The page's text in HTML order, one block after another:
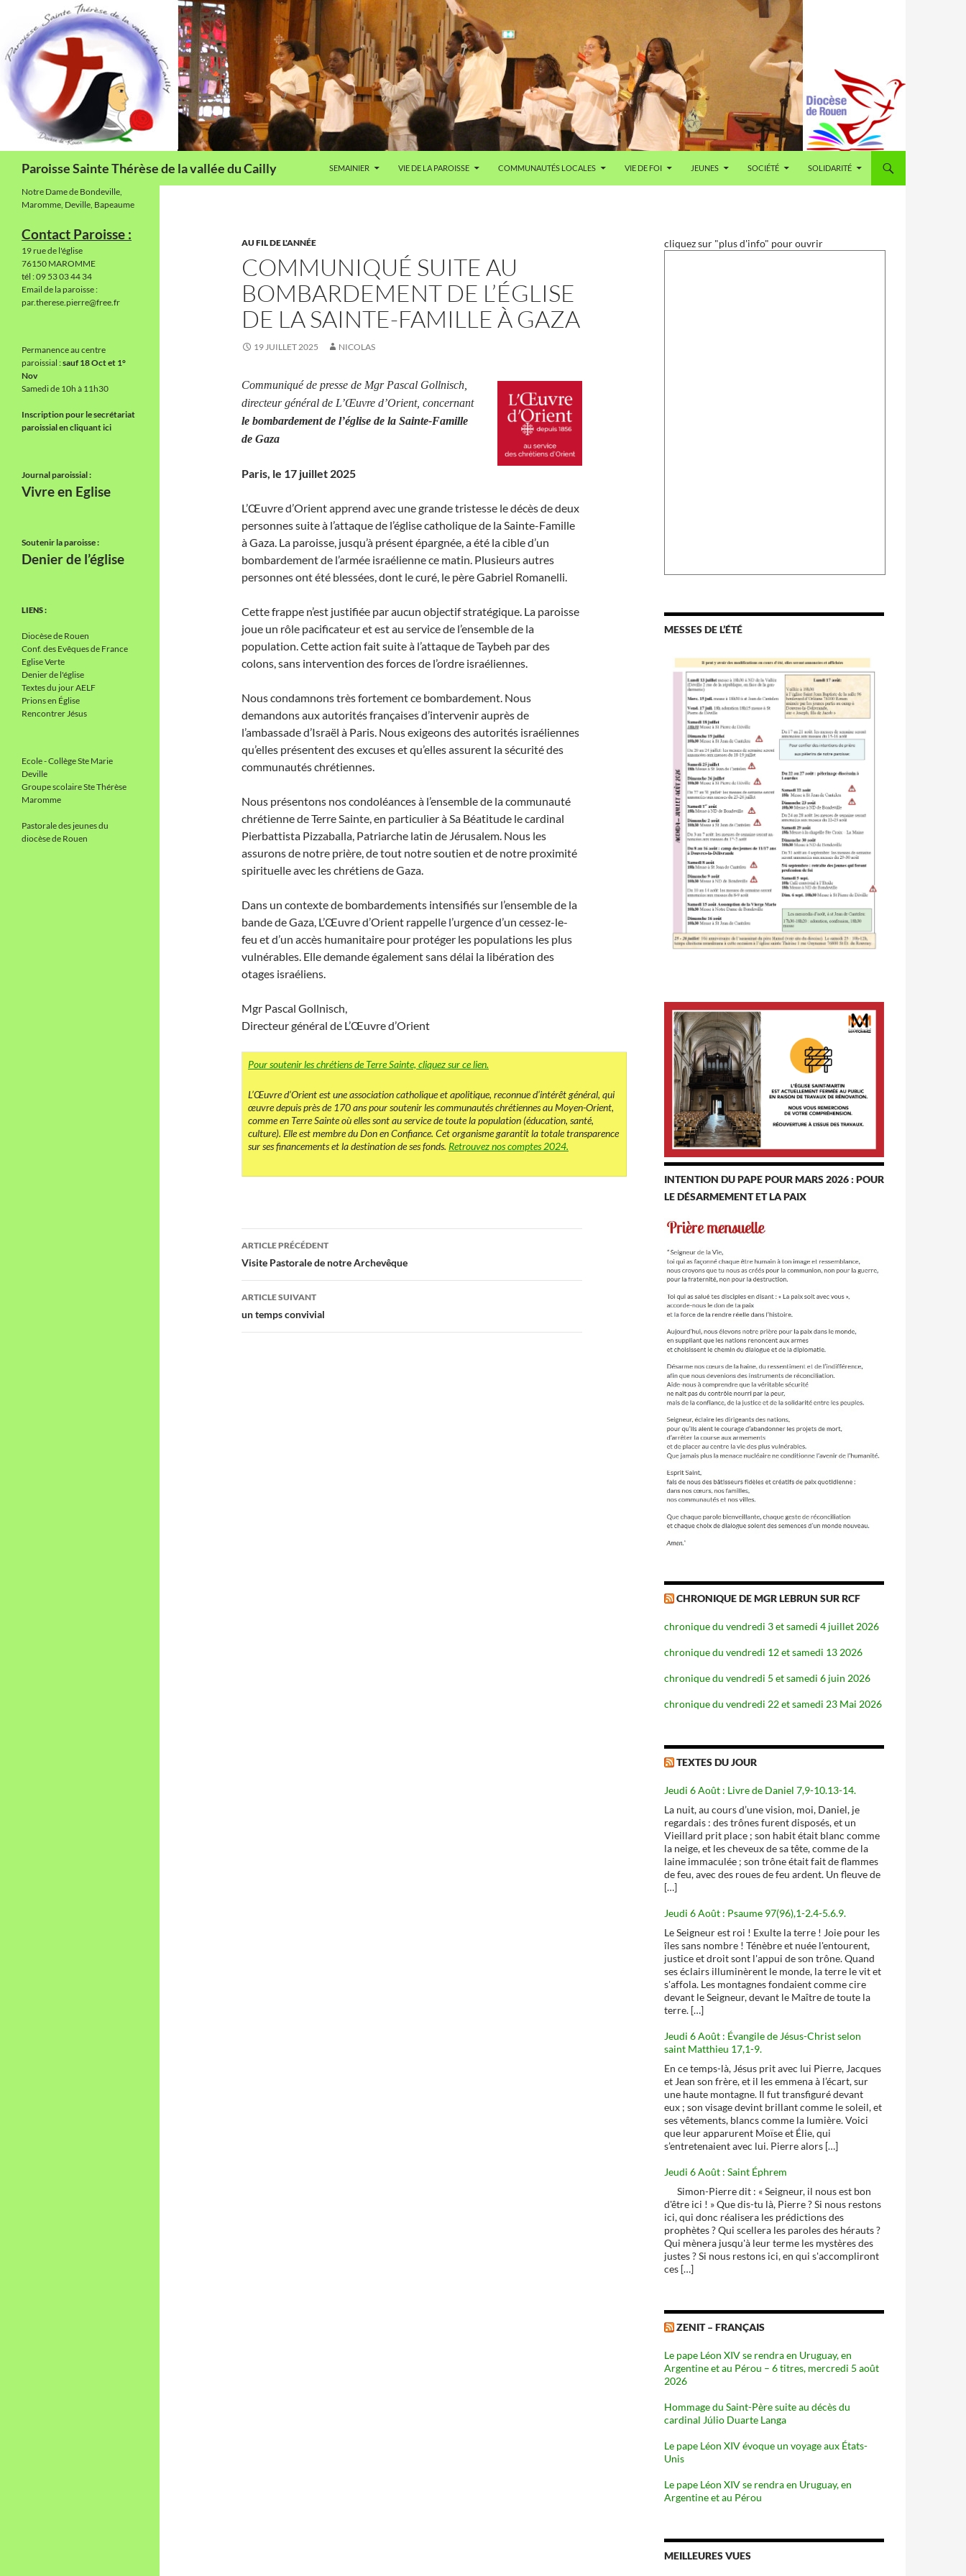
contenu
Paroisse Sainte Thérèse de la vallée du Cailly SEMAINIER VIE DE LA PAROISSE COMMUNAUTÉS LOCALES VIE DE FOI JEUNES SOCIÉTÉ SOLIDARITÉ
AU FIL DE L'ANNÉE
COMMUNIQUÉ SUITE AU
BOMBARDEMENT DE L’ÉGLISE
DE LA SAINTE-FAMILLE À GAZA
19 JUILLET 2025 NICOLAS
Communiqué de presse de Mgr Pascal Gollnisch,
directeur général de L’Œuvre d’Orient, concernant
le bombardement de l’église de la Sainte-Famille
de Gaza
Paris, le 17 juillet 2025
L’Œuvre d’Orient apprend avec une grande tristesse le décès de deux
personnes suite à l’attaque de l’église catholique de la Sainte-Famille
à Gaza. La paroisse, jusqu’à présent épargnée, a été la cible d’un
bombardement de l’armée israélienne ce matin. Plusieurs autres
personnes ont été blessées, dont le curé, le père Gabriel Romanelli.
Cette frappe n’est justifiée par aucun objectif stratégique. La paroisse
joue un rôle pacificateur et est au service de l’ensemble de la
population. Cette action fait suite à l’attaque de Taybeh par des
colons, sans intervention des forces de l’ordre israéliennes.
Nous condamnons très fortement ce bombardement. Nous
demandons aux autorités françaises d’intervenir auprès de
l’ambassade d’Israël à Paris. Nous exigeons des autorités israéliennes
qu’elles présentent des excuses et qu’elles assurent la sécurité des
communautés chrétiennes.
Nous présentons nos condoléances à l’ensemble de la communauté
chrétienne de Terre Sainte, en particulier à Sa Béatitude le cardinal
Pierbattista Pizzaballa, Patriarche latin de Jérusalem. Nous les
assurons de notre prière, de tout notre soutien et de notre proximité
spirituelle avec les chrétiens de Gaza.
Dans un contexte de bombardements intensifiés sur l’ensemble de la
bande de Gaza, L’Œuvre d’Orient rappelle l’urgence d’un cessez-le-
feu et d’un accès humanitaire pour protéger les populations les plus
vulnérables. Elle demande également sans délai la libération des
otages israéliens.
Mgr Pascal Gollnisch,
Directeur général de L’Œuvre d’Orient
Pour soutenir les chrétiens de Terre Sainte, cliquez sur ce lien.
L’Œuvre d’Orient est une association catholique et apolitique, reconnue d’intérêt général, qui
œuvre depuis près de 170 ans pour soutenir les communautés chrétiennes au Moyen-Orient,
comme en Terre Sainte où elles sont au service de toute la population (éducation, santé,
culture). Elle est membre du Don en Confiance. Cet organisme garantit la totale transparence
sur ses financements et la destination de ses fonds. Retrouvez nos comptes 2024.
Navigation
des
articles
ARTICLE PRÉCÉDENT
Visite Pastorale de notre Archevêque
ARTICLE SUIVANT
un temps convivial
cliquez sur "plus d'info" pour ouvrir
MESSES DE L’ÉTÉ
INTENTION DU PAPE POUR MARS 2026 : POUR
LE DÉSARMEMENT ET LA PAIX
CHRONIQUE DE MGR LEBRUN SUR RCF
chronique du vendredi 3 et samedi 4 juillet 2026
chronique du vendredi 12 et samedi 13 2026
chronique du vendredi 5 et samedi 6 juin 2026
chronique du vendredi 22 et samedi 23 Mai 2026
TEXTES DU JOUR
Jeudi 6 Août : Livre de Daniel 7,9-10.13-14.
La nuit, au cours d’une vision, moi, Daniel, je
regardais : des trônes furent disposés, et un
Vieillard prit place ; son habit était blanc comme
la neige, et les cheveux de sa tête, comme de la
laine immaculée ; son trône était fait de flammes
de feu, avec des roues de feu ardent. Un fleuve de
[…]
Jeudi 6 Août : Psaume 97(96),1-2.4-5.6.9.
Le Seigneur est roi ! Exulte la terre ! Joie pour les
îles sans nombre ! Ténèbre et nuée l'entourent,
justice et droit sont l'appui de son trône. Quand
ses éclairs illuminèrent le monde, la terre le vit et
s'affola. Les montagnes fondaient comme cire
devant le Seigneur, devant le Maître de toute la
terre. […]
Jeudi 6 Août : Évangile de Jésus-Christ selon
saint Matthieu 17,1-9.
En ce temps-là, Jésus prit avec lui Pierre, Jacques
et Jean son frère, et il les emmena à l’écart, sur
une haute montagne. Il fut transfiguré devant
eux ; son visage devint brillant comme le soleil, et
ses vêtements, blancs comme la lumière. Voici
que leur apparurent Moïse et Élie, qui
s’entretenaient avec lui. Pierre alors […]
Jeudi 6 Août : Saint Éphrem
Simon-Pierre dit : « Seigneur, il nous est bon
d'être ici ! » Que dis-tu là, Pierre ? Si nous restons
ici, qui donc réalisera les prédictions des
prophètes ? Qui scellera les paroles des hérauts ?
Qui mènera jusqu'à leur terme les mystères des
justes ? Si nous restons ici, en qui s'accompliront
ces […]
ZENIT – FRANÇAIS
Le pape Léon XIV se rendra en Uruguay, en
Argentine et au Pérou – 6 titres, mercredi 5 août
2026
Hommage du Saint-Père suite au décès du
cardinal Júlio Duarte Langa
Le pape Léon XIV évoque un voyage aux États-
Unis
Le pape Léon XIV se rendra en Uruguay, en
Argentine et au Pérou
MEILLEURES VUES
Notre Dame de Bondeville,
Maromme, Deville, Bapeaume
Contact Paroisse :
19 rue de l'église
76150 MAROMME
tél : 09 53 03 44 34
Email de la paroisse :
par.therese.pierre@free.fr
Permanence au centre
paroissial :sauf 18 Oct et 1°
Nov
Samedi de 10h à 11h30
Inscription pour le secrétariat
paroissial en cliquant ici
Journal paroissial :
Vivre en Eglise
Soutenir la paroisse :
Denier de l’église
LIENS :
Diocèse de Rouen
Conf. des Evêques de France
Eglise Verte
Denier de l'église
Textes du jour AELF
Prions en Église
Rencontrer Jésus
Ecole - Collège Ste Marie
Deville
Groupe scolaire Ste Thérèse
Maromme
Pastorale des jeunes du
diocèse de Rouen